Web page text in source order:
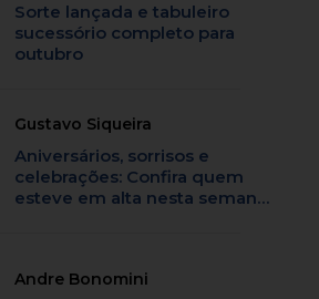
Sorte lançada e tabuleiro
sucessório completo para
outubro
Gustavo Siqueira
Aniversários, sorrisos e
celebrações: Confira quem
esteve em alta nesta semana
Andre Bonomini